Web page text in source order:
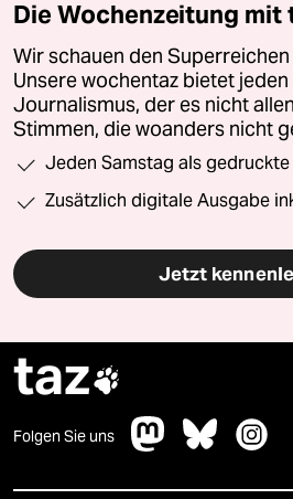
Die Wochenzeitung mit
Wir schauen den
Unsere wochentaz bietet
Journalismus, der es nicht
Stimmen, die woanders nicht
Jeden Samstag als
Zusätzlich digitale Ausgabe
Jetzt
taz
Folgen Sie uns